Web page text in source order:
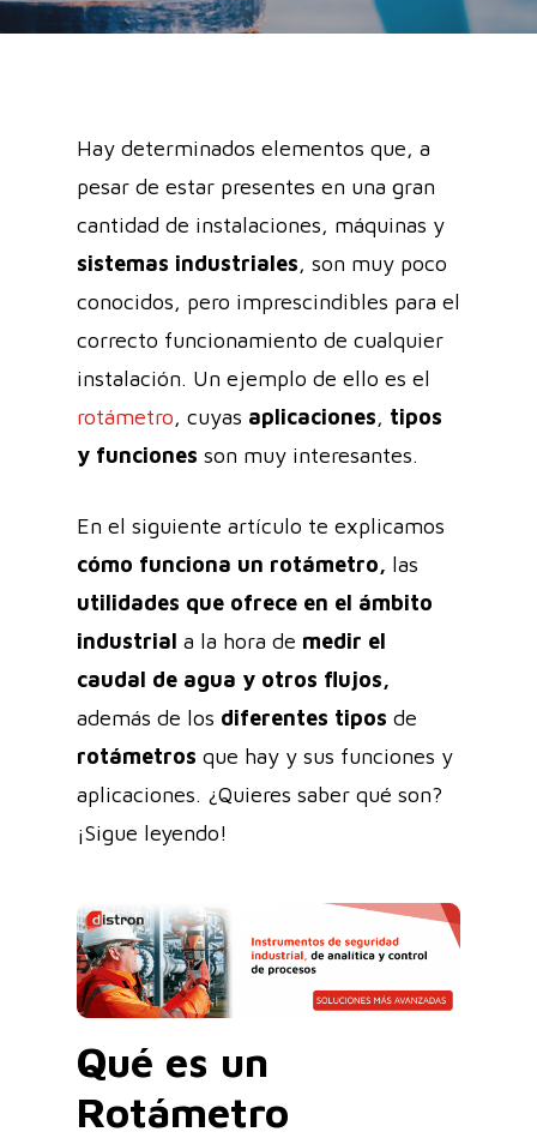
Hay determinados elementos que, a
pesar de estar presentes en una gran
cantidad de instalaciones, máquinas y
sistemas industriales, son muy poco
conocidos, pero imprescindibles para el
correcto funcionamiento de cualquier
instalación. Un ejemplo de ello es el
rotámetro, cuyas aplicaciones, tipos
y funciones son muy interesantes.
En el siguiente artículo te explicamos
cómo funciona un rotámetro, las
utilidades que ofrece en el ámbito
industrial a la hora de medir el
caudal de agua y otros flujos,
además de los diferentes tipos de
rotámetros que hay y sus funciones y
aplicaciones. ¿Quieres saber qué son?
¡Sigue leyendo!
Qué es un
Rotámetro